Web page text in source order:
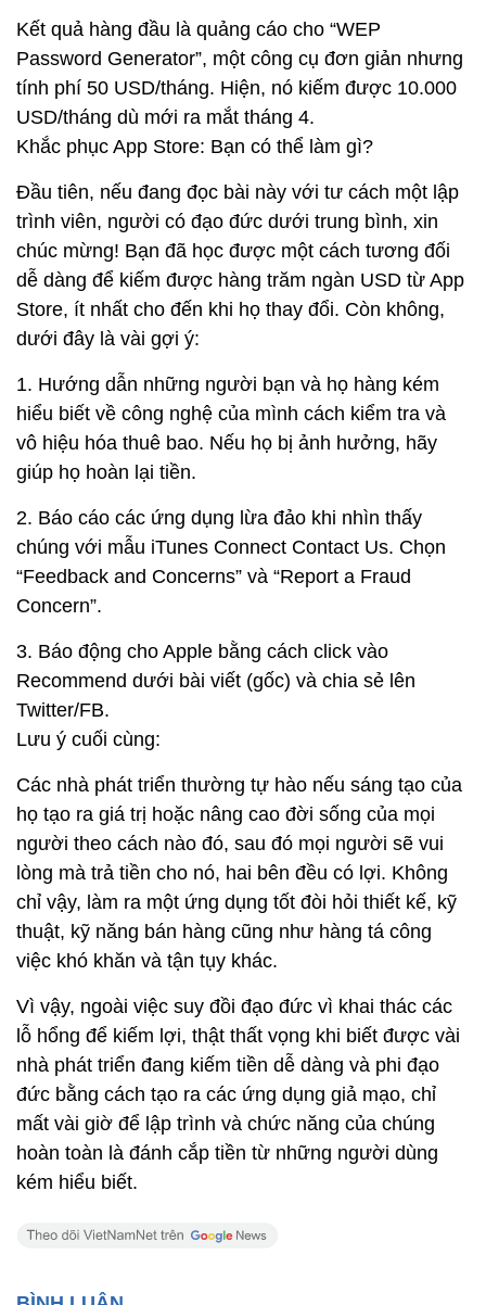
Kết quả hàng đầu là quảng cáo cho “WEP
Password Generator”, một công cụ đơn giản nhưng
tính phí 50 USD/tháng. Hiện, nó kiếm được 10.000
USD/tháng dù mới ra mắt tháng 4.
Khắc phục App Store: Bạn có thể làm gì?
Đầu tiên, nếu đang đọc bài này với tư cách một lập
trình viên, người có đạo đức dưới trung bình, xin
chúc mừng! Bạn đã học được một cách tương đối
dễ dàng để kiếm được hàng trăm ngàn USD từ App
Store, ít nhất cho đến khi họ thay đổi. Còn không,
dưới đây là vài gợi ý:
1. Hướng dẫn những người bạn và họ hàng kém
hiểu biết về công nghệ của mình cách kiểm tra và
vô hiệu hóa thuê bao. Nếu họ bị ảnh hưởng, hãy
giúp họ hoàn lại tiền.
2. Báo cáo các ứng dụng lừa đảo khi nhìn thấy
chúng với mẫu iTunes Connect Contact Us. Chọn
“Feedback and Concerns” và “Report a Fraud
Concern”.
3. Báo động cho Apple bằng cách click vào
Recommend dưới bài viết (gốc) và chia sẻ lên
Twitter/FB.
Lưu ý cuối cùng:
Các nhà phát triển thường tự hào nếu sáng tạo của
họ tạo ra giá trị hoặc nâng cao đời sống của mọi
người theo cách nào đó, sau đó mọi người sẽ vui
lòng mà trả tiền cho nó, hai bên đều có lợi. Không
chỉ vậy, làm ra một ứng dụng tốt đòi hỏi thiết kế, kỹ
thuật, kỹ năng bán hàng cũng như hàng tá công
việc khó khăn và tận tụy khác.
Vì vậy, ngoài việc suy đồi đạo đức vì khai thác các
lỗ hổng để kiếm lợi, thật thất vọng khi biết được vài
nhà phát triển đang kiếm tiền dễ dàng và phi đạo
đức bằng cách tạo ra các ứng dụng giả mạo, chỉ
mất vài giờ để lập trình và chức năng của chúng
hoàn toàn là đánh cắp tiền từ những người dùng
kém hiểu biết.